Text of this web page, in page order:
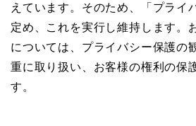
えています。そのため、「プライ
定め、これを実行し維持します。
については、プライバシー保護の
重に取り扱い、お客様の権利の保
す。